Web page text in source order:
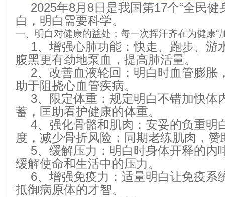
2025年8月8日是我国第17个“全民健
白，明白需要科学。
一、明白对健康的益处：每一次挥汗齐在为健康“
1、增强心肺功能：快走、跑步、游
腹黑更有劲地泵血，提高肺活量。
2、改善血液轮回：明白时血管膨胀
助于阻挠心血管疾病。
3、限定体重：规定明白不错加快体
蓄，匡助看护健康的体重。
4、强化骨骼和肌肉：安妥的负重明
度，减少骨折风险；同期老练肌肉，
5、缓解压力：明白时身体开释的内
缓解使命和生活中的压力。
6、增强免疫力：适量明白让免疫系
抵御病原体的才智。